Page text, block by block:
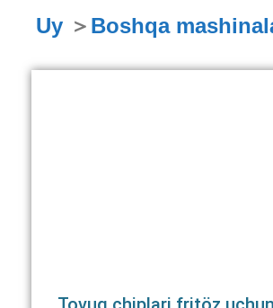
Uy ＞ Boshqa